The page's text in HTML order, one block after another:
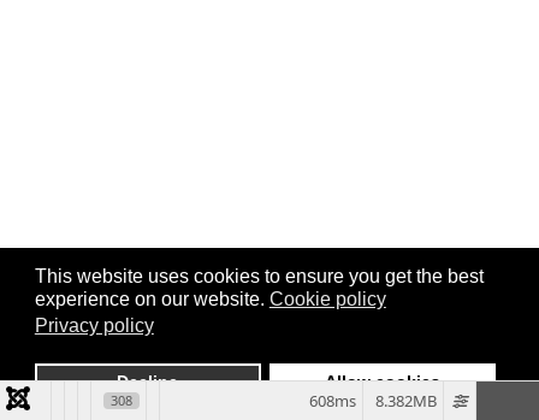
This website uses cookies to ensure you get the best
experience on our website. Cookie policy
Privacy policy
Decline Allow cookies
308 8.382MB
608ms